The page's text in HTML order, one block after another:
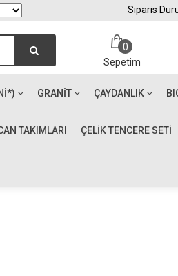
Siparis
0
Sepetim
GRANIT ÇAYDANLIK
TAKIMLARI ÇELİK TENCERE SETİ